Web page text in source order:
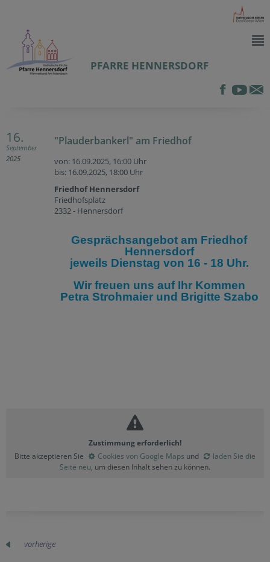
PFARRE HENNERSDORF
16.
September
2025
"Plauderbankerl" am Friedhof
von: 16.09.2025, 16:00 Uhr
bis: 16.09.2025, 18:00 Uhr
Friedhof Hennersdorf
Friedhofsplatz
2332 - Hennersdorf
Gesprächsangebot am Friedhof
Hennersdorf
jeweils Dienstag von 16 - 18 Uhr.
Wir freuen uns auf Ihr Kommen
Petra Strohmaier und Brigitte Szabo
Zustimmung erforderlich!
Bitte akzeptieren Sie
Cookies von Google Maps und
laden Sie die
Seite neu, um diesen Inhalt sehen zu können.
vorherige